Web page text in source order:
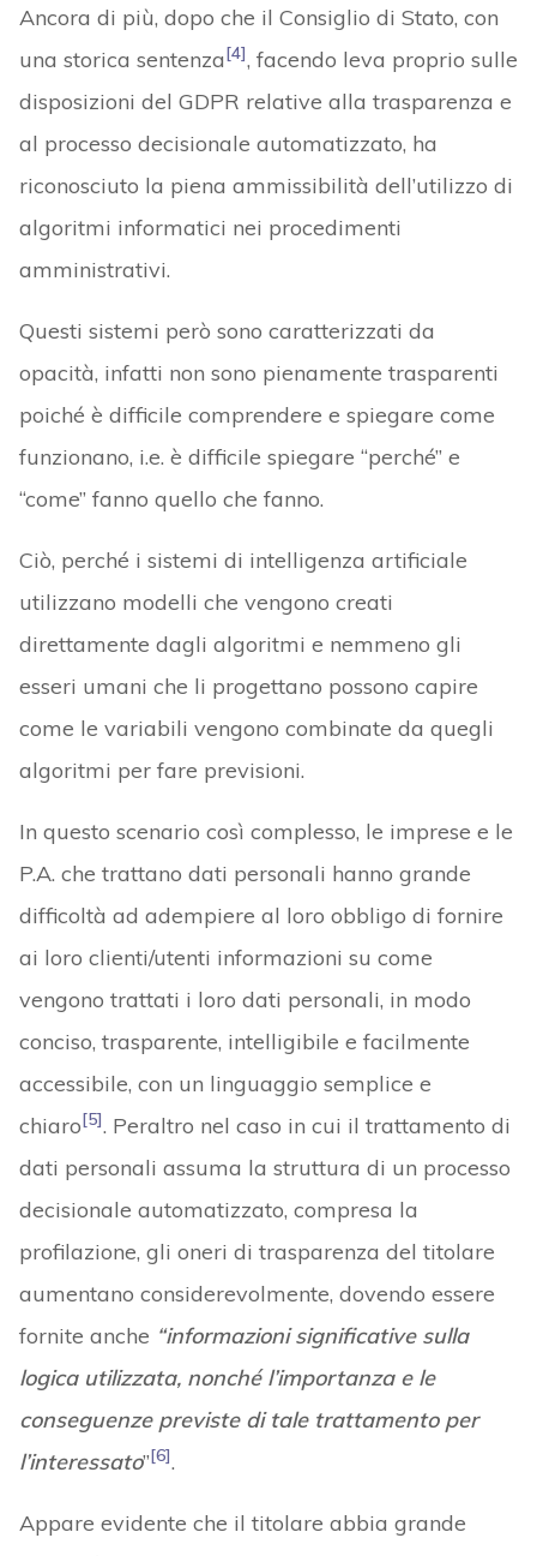
Ancora di più, dopo che il Consiglio di Stato, con
una storica sentenza[4], facendo leva proprio sulle
disposizioni del GDPR relative alla trasparenza e
al processo decisionale automatizzato, ha
riconosciuto la piena ammissibilità dell’utilizzo di
algoritmi informatici nei procedimenti
amministrativi.
Questi sistemi però sono caratterizzati da
opacità, infatti non sono pienamente trasparenti
poiché è difficile comprendere e spiegare come
funzionano, i.e. è difficile spiegare “perché” e
“come” fanno quello che fanno.
Ciò, perché i sistemi di intelligenza artificiale
utilizzano modelli che vengono creati
direttamente dagli algoritmi e nemmeno gli
esseri umani che li progettano possono capire
come le variabili vengono combinate da quegli
algoritmi per fare previsioni.
In questo scenario così complesso, le imprese e le
P.A. che trattano dati personali hanno grande
difficoltà ad adempiere al loro obbligo di fornire
ai loro clienti/utenti informazioni su come
vengono trattati i loro dati personali, in modo
conciso, trasparente, intelligibile e facilmente
accessibile, con un linguaggio semplice e
chiaro[5]. Peraltro nel caso in cui il trattamento di
dati personali assuma la struttura di un processo
decisionale automatizzato, compresa la
profilazione, gli oneri di trasparenza del titolare
aumentano considerevolmente, dovendo essere
fornite anche “informazioni significative sulla
logica utilizzata, nonché l’importanza e le
conseguenze previste di tale trattamento per
l’interessato”[6].
Appare evidente che il titolare abbia grande